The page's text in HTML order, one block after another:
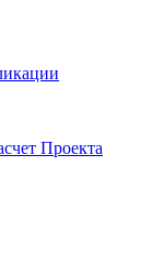
Проекта